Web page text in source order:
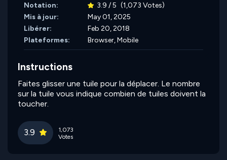
Notation:
3.9 / 5 (1,073 Votes)
Mis à jour:
May 01, 2025
Libérer:
Feb 20, 2018
Plateformes:
Browser, Mobile
Instructions
Faites glisser une tuile pour la déplacer. Le nombre
sur la tuile vous indique combien de tuiles doivent la
toucher.
3.9
1,073
Votes